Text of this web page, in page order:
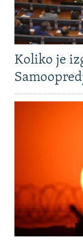
Koliko je